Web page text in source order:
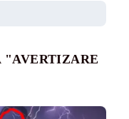
"AVERTIZARE